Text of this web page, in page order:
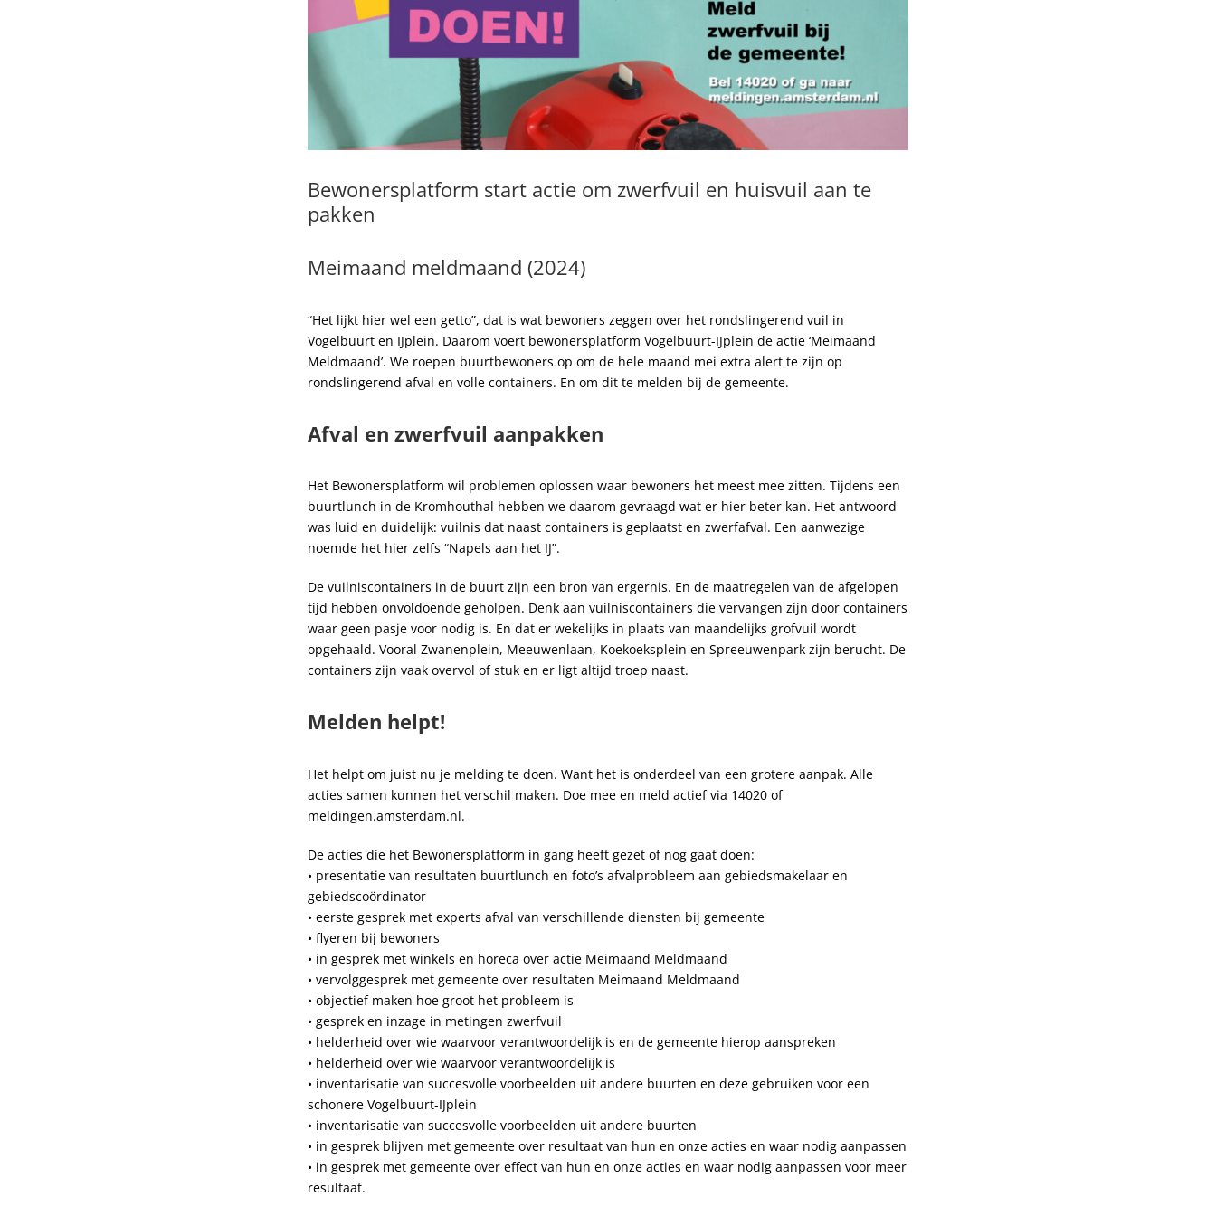
Bewonersplatform start actie om zwerfvuil en huisvuil aan te
pakken
Meimaand meldmaand (2024)
“Het lijkt hier wel een getto”, dat is wat bewoners zeggen over het rondslingerend vuil in
Vogelbuurt en IJplein. Daarom voert bewonersplatform Vogelbuurt-IJplein de actie ‘Meimaand
Meldmaand’. We roepen buurtbewoners op om de hele maand mei extra alert te zijn op
rondslingerend afval en volle containers. En om dit te melden bij de gemeente.
Afval en zwerfvuil aanpakken
Het Bewonersplatform wil problemen oplossen waar bewoners het meest mee zitten. Tijdens een
buurtlunch in de Kromhouthal hebben we daarom gevraagd wat er hier beter kan. Het antwoord
was luid en duidelijk: vuilnis dat naast containers is geplaatst en zwerfafval. Een aanwezige
noemde het hier zelfs “Napels aan het IJ”.
De vuilniscontainers in de buurt zijn een bron van ergernis. En de maatregelen van de afgelopen
tijd hebben onvoldoende geholpen. Denk aan vuilniscontainers die vervangen zijn door containers
waar geen pasje voor nodig is. En dat er wekelijks in plaats van maandelijks grofvuil wordt
opgehaald. Vooral Zwanenplein, Meeuwenlaan, Koekoeksplein en Spreeuwenpark zijn berucht. De
containers zijn vaak overvol of stuk en er ligt altijd troep naast.
Melden helpt!
Het helpt om juist nu je melding te doen. Want het is onderdeel van een grotere aanpak. Alle
acties samen kunnen het verschil maken. Doe mee en meld actief via 14020 of
meldingen.amsterdam.nl.
De acties die het Bewonersplatform in gang heeft gezet of nog gaat doen:
• presentatie van resultaten buurtlunch en foto’s afvalprobleem aan gebiedsmakelaar en
gebiedscoördinator
• eerste gesprek met experts afval van verschillende diensten bij gemeente
• flyeren bij bewoners
• in gesprek met winkels en horeca over actie Meimaand Meldmaand
• vervolggesprek met gemeente over resultaten Meimaand Meldmaand
• objectief maken hoe groot het probleem is
• gesprek en inzage in metingen zwerfvuil
• helderheid over wie waarvoor verantwoordelijk is en de gemeente hierop aanspreken
• helderheid over wie waarvoor verantwoordelijk is
• inventarisatie van succesvolle voorbeelden uit andere buurten en deze gebruiken voor een
schonere Vogelbuurt-IJplein
• inventarisatie van succesvolle voorbeelden uit andere buurten
• in gesprek blijven met gemeente over resultaat van hun en onze acties en waar nodig aanpassen
• in gesprek met gemeente over effect van hun en onze acties en waar nodig aanpassen voor meer
resultaat.